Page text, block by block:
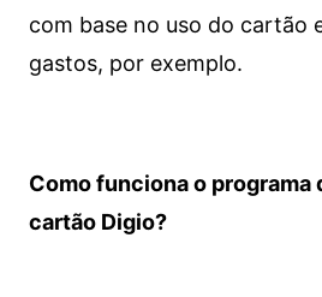
com base no uso do cartão
gastos, por exemplo.
Como funciona o programa
cartão Digio?